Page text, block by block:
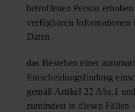
betroffenen Person
verfügbaren Informationen
Daten
das Bestehen einer
Entscheidungsfindung
gemäß Artikel 22 Abs.1
zumindest in diesen Fällen